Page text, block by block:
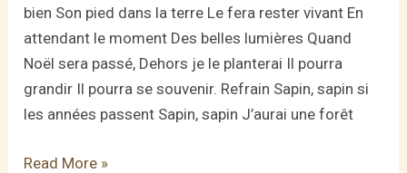
bien Son pied dans la terre Le fera rester vivant En
attendant le moment Des belles lumières Quand
Noël sera passé, Dehors je le planterai Il pourra
grandir Il pourra se souvenir. Refrain Sapin, sapin si
les années passent Sapin, sapin J’aurai une forêt
Sapin,
Read More »